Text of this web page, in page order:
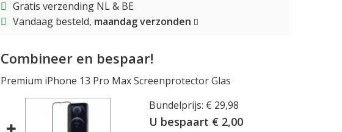
Gratis verzending NL & BE
Vandaag besteld, maandag verzonden
Combineer en bespaar!
Premium iPhone 13 Pro Max Screenprotector Glas
Bundelprijs: € 29,98
U bespaart € 2,00